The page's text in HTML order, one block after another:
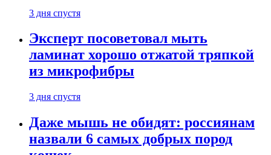
3 дня спустя
Эксперт посоветовал мыть
ламинат хорошо отжатой тряпкой
из микрофибры
3 дня спустя
Даже мышь не обидят: россиянам
назвали 6 самых добрых пород